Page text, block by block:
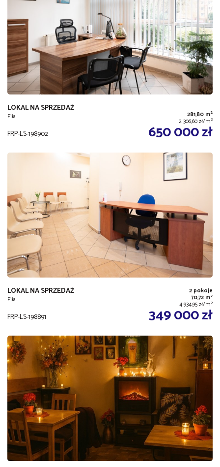
LOKAL NA SPRZEDAŻ
Piła 281,80 m2
2 306,60 zł/m2
FRP-LS-198902 650 000 zł
LOKAL NA SPRZEDAŻ
Piła
2 pokoje
70,72 m2
4 934,95 zł/m2
FRP-LS-198891 349 000 zł